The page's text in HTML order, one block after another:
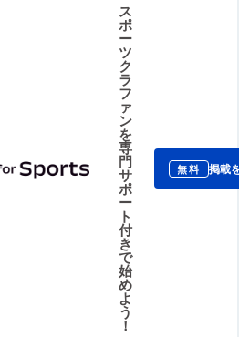
ス
ポ
ー
ツ
ク
ラ
フ
ァ
ン
を
専
門
サ
ポ
ー
ト
付
き
で
始
め
よ
う
！
無料 掲載